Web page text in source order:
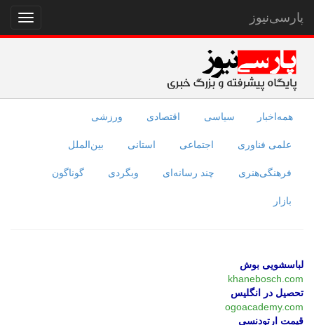
نمایش
منو
پارسی‌نیوز
همه‌اخبار سیاسی اقتصادی ورزشی
علمی فناوری اجتماعی استانی بین‌الملل
فرهنگی‌هنری چند رسانه‌ای وبگردی گوناگون
بازار
لباسشویی بوش
khanebosch.com
تحصیل در انگلیس
ogoacademy.com
قیمت ارتودنسی